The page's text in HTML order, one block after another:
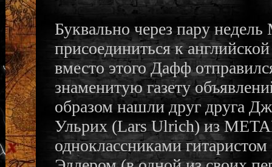
Буквально через пару
присоединиться к
вместо этого Дафф
знаменитую газету
образом нашли друг друга
Ульрих (Lars Ulrich) из
одноклассниками